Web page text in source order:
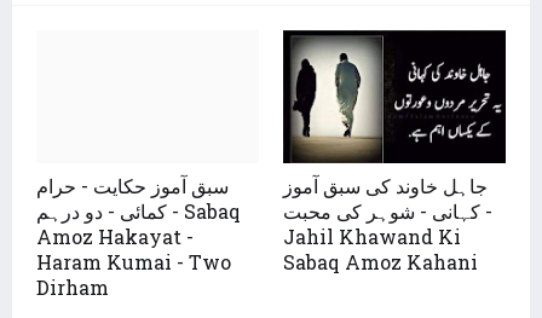
سبق آموز حکایت - حرام
کمائی - دو درہم - Sabaq
Amoz Hakayat -
Haram Kumai - Two
Dirham
جاہل خاوند کی سبق آموز
کہانی - شوہر کی محبت -
Jahil Khawand Ki
Sabaq Amoz Kahani